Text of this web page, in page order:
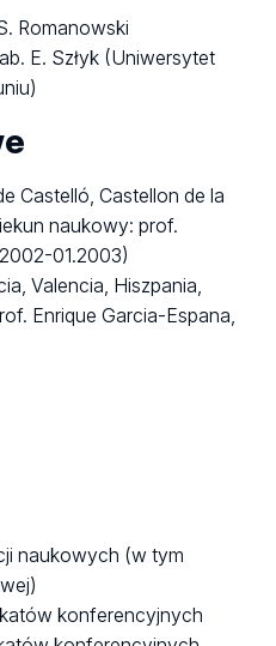
Romanowski
E. Szłyk (Uniwersytet
Castelló, Castellon de la
naukowy: prof.
01.2003)
Valencia, Hiszpania,
Enrique Garcia-Espana,
naukowych (w tym
konferencyjnych